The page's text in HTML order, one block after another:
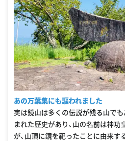
あの万葉集にも謳われました
実は鏡山は多くの伝説が残る山で
まれた歴史があり、山の名前は神功
が、山頂に鏡を祀ったことに由来す